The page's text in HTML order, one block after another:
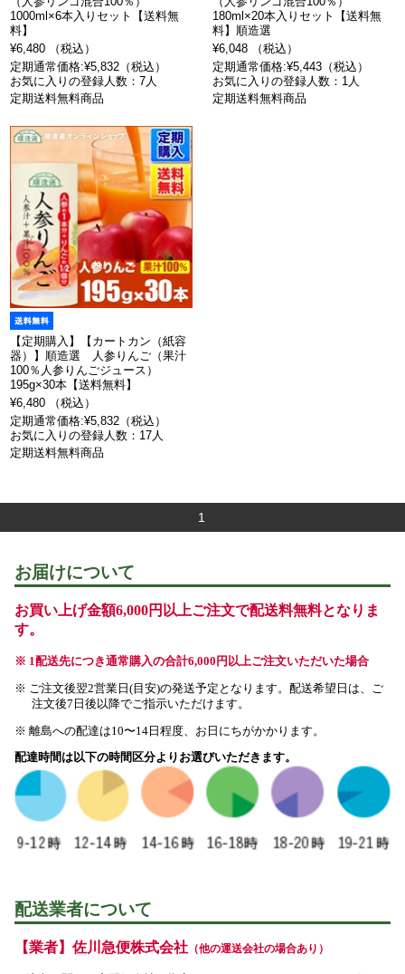
1000ml×6本入りセット【送料無
料】
¥6,480 （税込）
定期通常価格:¥5,832（税込）
お気に入りの登録人数：7人
定期送料無料商品
180ml×20本入りセット【送料無
料】順造選
¥6,048 （税込）
定期通常価格:¥5,443（税込）
お気に入りの登録人数：1人
定期送料無料商品
【定期購入】【カートカン（紙容
器）】順造選 人参りんご（果汁
100％人参りんごジュース）
195g×30本【送料無料】
¥6,480 （税込）
定期通常価格:¥5,832（税込）
お気に入りの登録人数：17人
定期送料無料商品
1